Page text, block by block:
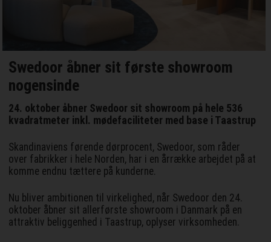
Swedoor åbner sit første showroom
nogensinde
24. oktober åbner Swedoor sit showroom på hele 536
kvadratmeter inkl. mødefaciliteter med base i Taastrup
Skandinaviens førende dørprocent, Swedoor, som råder
over fabrikker i hele Norden, har i en årrække arbejdet på at
komme endnu tættere på kunderne.
Nu bliver ambitionen til virkelighed, når Swedoor den 24.
oktober åbner sit allerførste showroom i Danmark på en
attraktiv beliggenhed i Taastrup, oplyser virksomheden.